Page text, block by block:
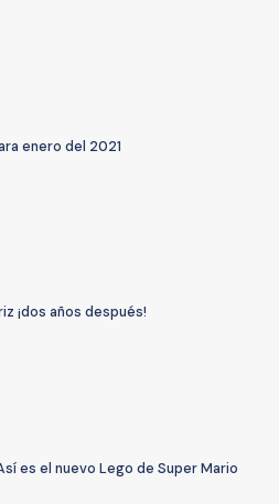
enero del 2021
¡dos años después!
es el nuevo Lego de Super Mario